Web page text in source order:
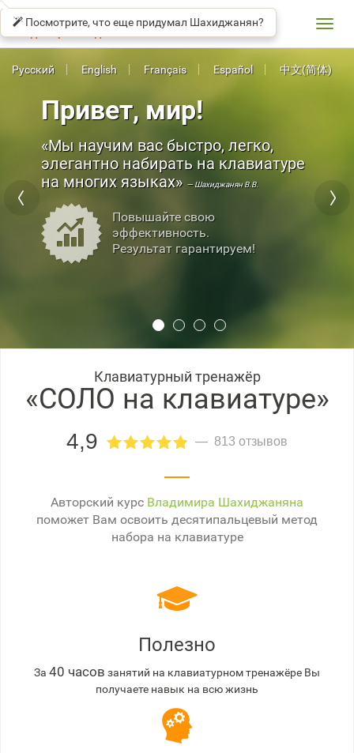
СОЛО КЛАВИАТУРЕ
Привет, мир!
Мы научим вас быстро, легко,
элегантно набирать на клавиатуре
на многих языках
— Шахиджанян В.В.
Повышайте свою
эффективность.
Результат гарантируем!
Русский English Français Español 中文(简体)
Клавиатурный тренажёр
«СОЛО на клавиатуре»
4,9 813 отзывов
Авторский курс Владимира Шахиджаняна
поможет Вам освоить десятипальцевый метод
набора на клавиатуре
Полезно
За 40 часов занятий на клавиатурном тренажёре Вы
получаете навык на всю жизнь
Посмотрите, что еще придумал Шахиджанян?